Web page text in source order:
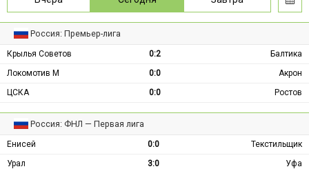
Россия: Премьер-лига
Крылья Советов 0:2
Балтика
Локомотив М
0:0
Акрон
ЦСКА
0:0 Ростов
Россия: ФНЛ — Первая лига
Енисей 0:0
Текстильщик
Урал
3:0
Уфа